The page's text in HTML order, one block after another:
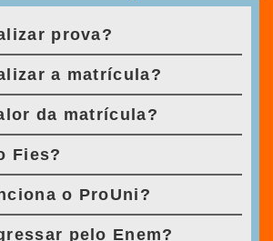
prova?
a matrícula?
da matrícula?
Fies?
o ProUni?
pelo Enem?